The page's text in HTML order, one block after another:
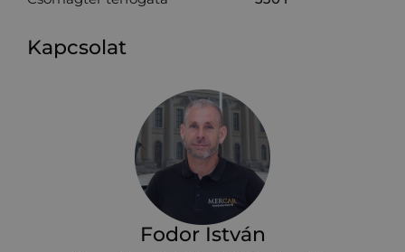
Kapcsolat
Fodor István